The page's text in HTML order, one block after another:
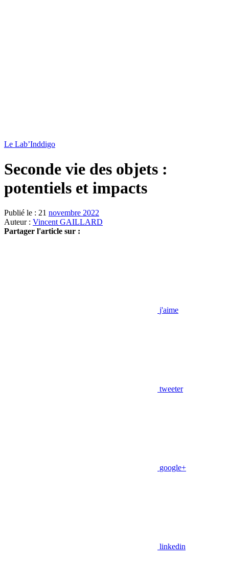
Le Lab’Inddigo
Seconde vie des objets :
potentiels et impacts
Publié le : 21 novembre 2022
Auteur : Vincent GAILLARD
Partager l'article sur :
j'aime
tweeter
google+
linkedin